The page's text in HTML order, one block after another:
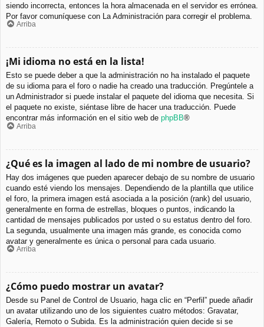
siendo incorrecta, entonces la hora almacenada en el servidor es errónea.
Por favor comuníquese con La Administración para corregir el problema.
Arriba
¡Mi idioma no está en la lista!
Esto se puede deber a que la administración no ha instalado el paquete
de su idioma para el foro o nadie ha creado una traducción. Pregúntele a
un Administrador si puede instalar el paquete del idioma que necesita. Si
el paquete no existe, siéntase libre de hacer una traducción. Puede
encontrar más información en el sitio web de phpBB®
Arriba
¿Qué es la imagen al lado de mi nombre de usuario?
Hay dos imágenes que pueden aparecer debajo de su nombre de usuario
cuando esté viendo los mensajes. Dependiendo de la plantilla que utilice
el foro, la primera imagen está asociada a la posición (rank) del usuario,
generalmente en forma de estrellas, bloques o puntos, indicando la
cantidad de mensajes publicados por usted o su estatus dentro del foro.
La segunda, usualmente una imagen más grande, es conocida como
avatar y generalmente es única o personal para cada usuario.
Arriba
¿Cómo puedo mostrar un avatar?
Desde su Panel de Control de Usuario, haga clic en “Perfil” puede añadir
un avatar utilizando uno de los siguientes cuatro métodos: Gravatar,
Galería, Remoto o Subida. Es la administración quien decide si se